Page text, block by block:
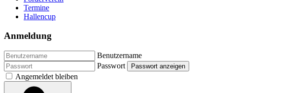
Termine
Hallencup
Anmeldung
Benutzername
Passwort
Passwort anzeigen
Angemeldet bleiben